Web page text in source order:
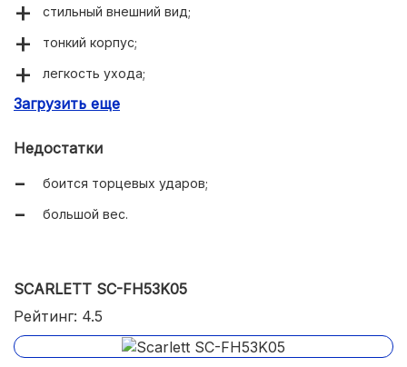
стильный внешний вид;
тонкий корпус;
легкость ухода;
бесшумность.
Загрузить еще
Недостатки
боится торцевых ударов;
большой вес.
SCARLETT SC-FH53K05
Рейтинг: 4.5